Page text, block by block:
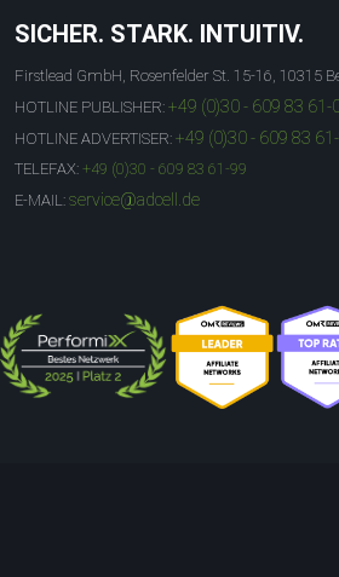
SICHER. STARK. INTUITIV.
Firstlead GmbH, Rosenfelder St. 15-16, 10315
HOTLINE PUBLISHER: +49 (0)30 - 609 83 61-
HOTLINE ADVERTISER: +49 (0)30 - 609 83
TELEFAX: +49 (0)30 - 609 83 61-99
E-MAIL: service@adcell.de